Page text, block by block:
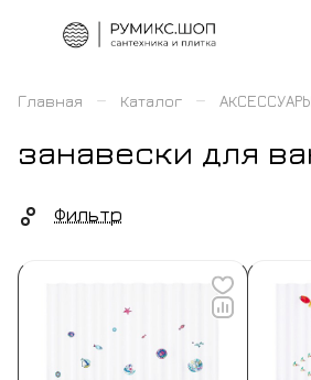
Главная – Каталог –
занавески для
Фильтр